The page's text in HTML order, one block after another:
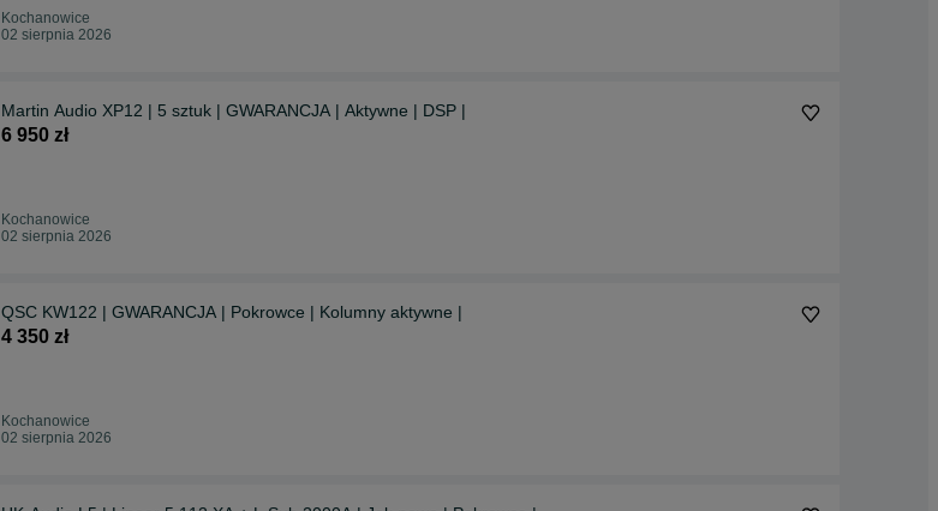
Kochanowice
02 sierpnia 2026
Martin Audio XP12 | 5 sztuk | GWARANCJA | Aktywne | DSP |
6 950 zł
Kochanowice
02 sierpnia 2026
QSC KW122 | GWARANCJA | Pokrowce | Kolumny aktywne |
4 350 zł
Kochanowice
02 sierpnia 2026